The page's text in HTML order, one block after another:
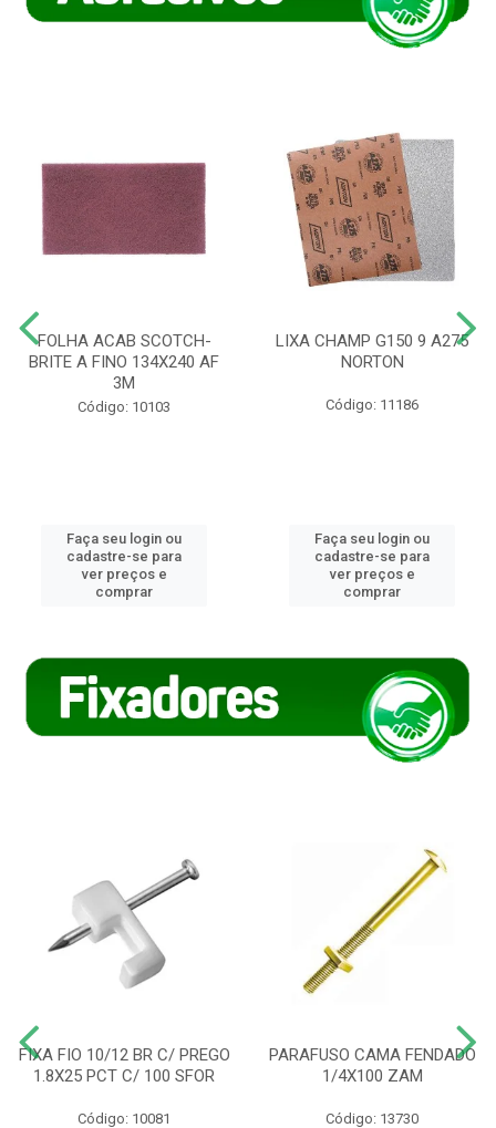
FOLHA ACAB SCOTCH-
BRITE A FINO 134X240 AF
3M
Código: 10103
Faça seu login ou
cadastre-se para
ver preços e
comprar
LIXA CHAMP G150 9 A275
NORTON
Código: 11186
Faça seu login ou
cadastre-se para
ver preços e
comprar
FIXA FIO 10/12 BR C/ PREGO
1.8X25 PCT C/ 100 SFOR
Código: 10081
PARAFUSO CAMA FENDADO
1/4X100 ZAM
Código: 13730